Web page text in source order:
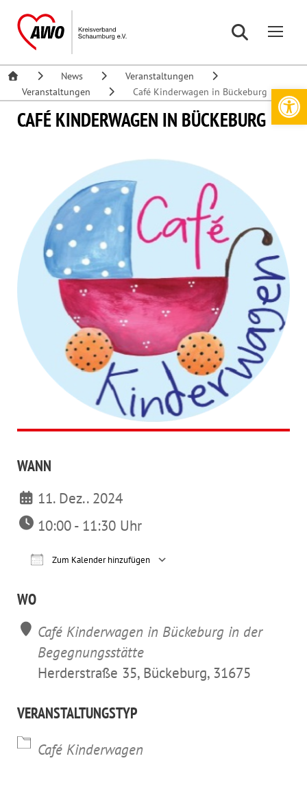
News
Veranstaltungen
Veranstaltungen
Café Kinderwagen in Bückeburg
CAFÉ KINDERWAGEN IN BÜCKEBURG
WANN
11. Dez.. 2024
10:00 - 11:30 Uhr
Zum Kalender hinzufügen
WO
Café Kinderwagen in Bückeburg in der
Begegnungsstätte
Herderstraße 35, Bückeburg, 31675
VERANSTALTUNGSTYP
Café Kinderwagen
Werkzeugleiste öffnen